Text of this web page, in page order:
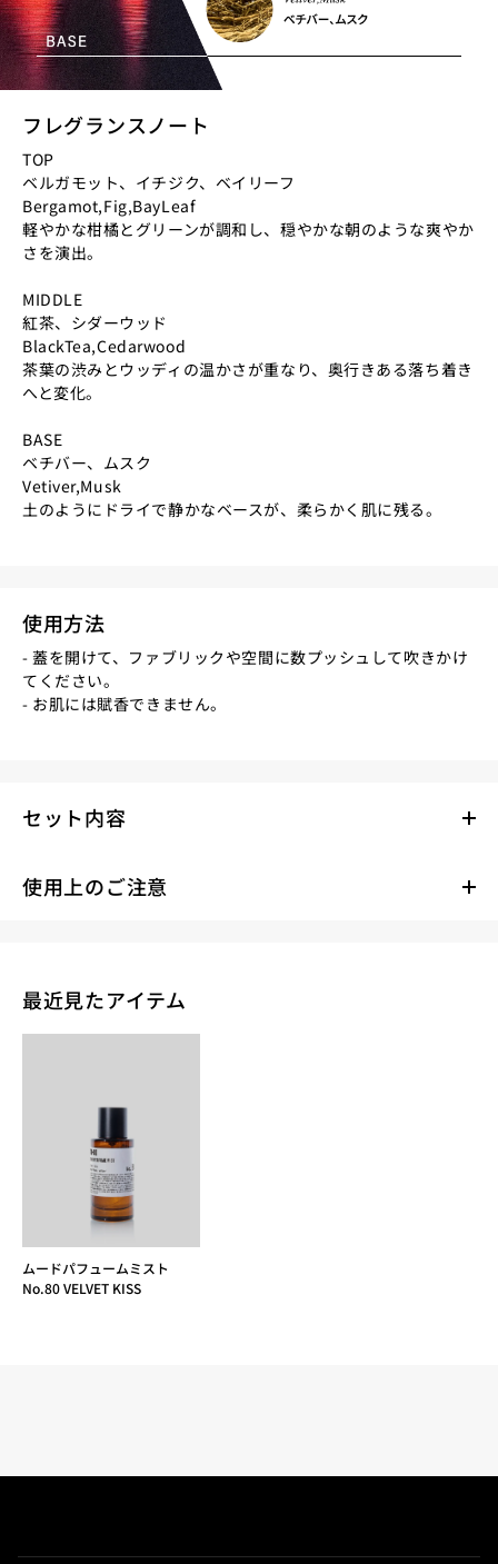
フレグランスノート
TOP
ベルガモット、イチジク、ベイリーフ
Bergamot,Fig,BayLeaf
軽やかな柑橘とグリーンが調和し、穏やかな朝のような爽やか
さを演出。
MIDDLE
紅茶、シダーウッド
BlackTea,Cedarwood
茶葉の渋みとウッディの温かさが重なり、奥行きある落ち着き
へと変化。
BASE
ベチバー、ムスク
Vetiver,Musk
土のようにドライで静かなベースが、柔らかく肌に残る。
使用方法
- 蓋を開けて、ファブリックや空間に数プッシュして吹きかけ
てください。
- お肌には賦香できません。
セット内容
使用上のご注意
最近見たアイテム
ムードパフュームミスト
No.80 VELVET KISS